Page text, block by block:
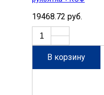
19468.72 руб.
В корзину